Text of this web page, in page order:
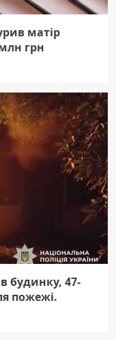
матір
грн
будинку, 47-
пожежі.